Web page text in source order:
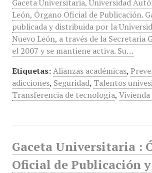
Gaceta Universitaria, Universidad
León, Órgano Oficial de Publicación.
publicada y distribuida por la
Nuevo León, a través de la Secretaria
el 2007 y se mantiene activa. Su…
Etiquetas: Alianzas académicas,
adicciones, Seguridad, Talentos
Transferencia de tecnología,
Gaceta Universitaria :
Oficial de Publicación